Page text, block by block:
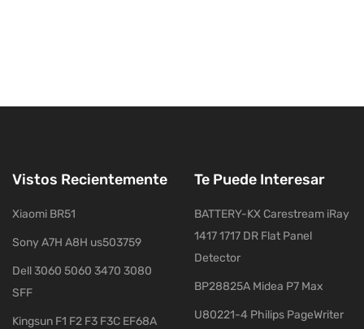
Vistos Recientemente
Xiaomi BR51
Sony A7H A8H us503759
Dell 3060 5060 3470 3080
SFF
Kingsun F1 F2 F3 F3C EF68A
Te Puede Interesar
BATTERY-KX Carestream iRay
1417 1717 DR Flat Panel
Detector
BP28825A Midea P7 Max
U80221-4 Philips PageWriter